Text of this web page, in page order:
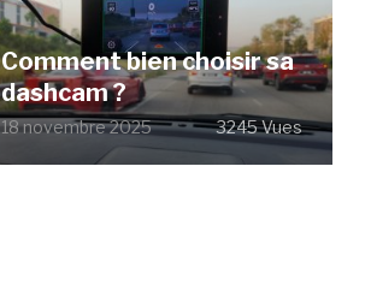
Comment bien choisir sa
dashcam ?
18 novembre 2025 3245 Vues